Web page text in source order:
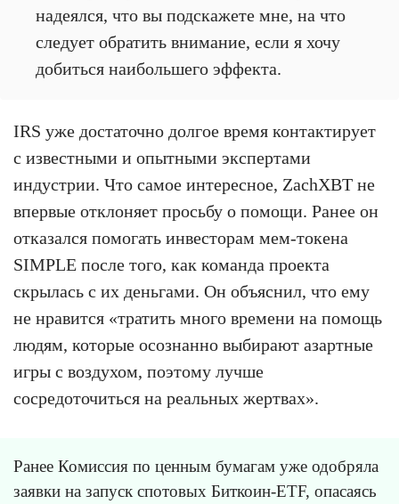
надеялся, что вы подскажете мне, на что
следует обратить внимание, если я хочу
добиться наибольшего эффекта.
IRS уже достаточно долгое время контактирует
с известными и опытными экспертами
индустрии. Что самое интересное, ZachXBT не
впервые отклоняет просьбу о помощи. Ранее он
отказался помогать инвесторам мем-токена
SIMPLE после того, как команда проекта
скрылась с их деньгами. Он объяснил, что ему
не нравится «тратить много времени на помощь
людям, которые осознанно выбирают азартные
игры с воздухом, поэтому лучше
сосредоточиться на реальных жертвах».
Ранее Комиссия по ценным бумагам уже одобряла
заявки на запуск спотовых Биткоин-ETF, опасаясь